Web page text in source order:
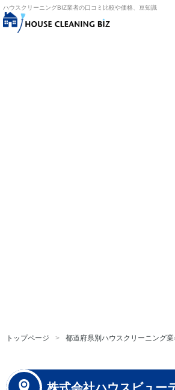
ハウスクリーニングBIZ業者の口コミ比較や価格、豆知識
トップページ 都道府県別ハウスクリーニング業